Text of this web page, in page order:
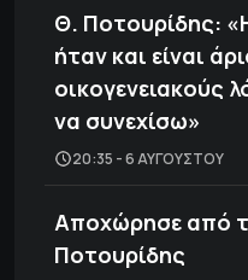
Θ. Ποτουρίδης:
ήταν και είναι
οικογενειακούς
να συνεχίσω»
20:35 - 6 ΑΥΓΟΎΣΤΟΥ
Αποχώρησε από
Ποτουρίδης